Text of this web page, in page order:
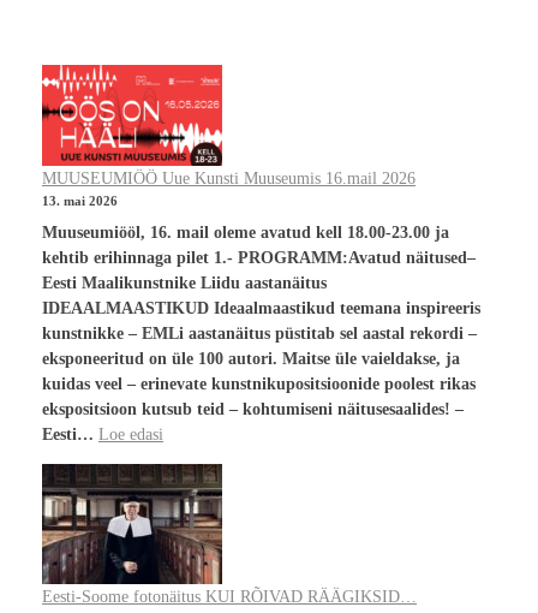
MUUSEUMIÖÖ Uue Kunsti Muuseumis 16.mail 2026
13. mai 2026
Muuseumiööl, 16. mail oleme avatud kell 18.00-23.00 ja
kehtib erihinnaga pilet 1.- PROGRAMM:Avatud näitused–
Eesti Maalikunstnike Liidu aastanäitus
IDEAALMAASTIKUD Ideaalmaastikud teemana inspireeris
kunstnikke – EMLi aastanäitus püstitab sel aastal rekordi –
eksponeeritud on üle 100 autori. Maitse üle vaieldakse, ja
kuidas veel – erinevate kunstnikupositsioonide poolest rikas
ekspositsioon kutsub teid – kohtumiseni näitusesaalides! –
Eesti… Loe edasi
Eesti-Soome fotonäitus KUI RÕIVAD RÄÄGIKSID…